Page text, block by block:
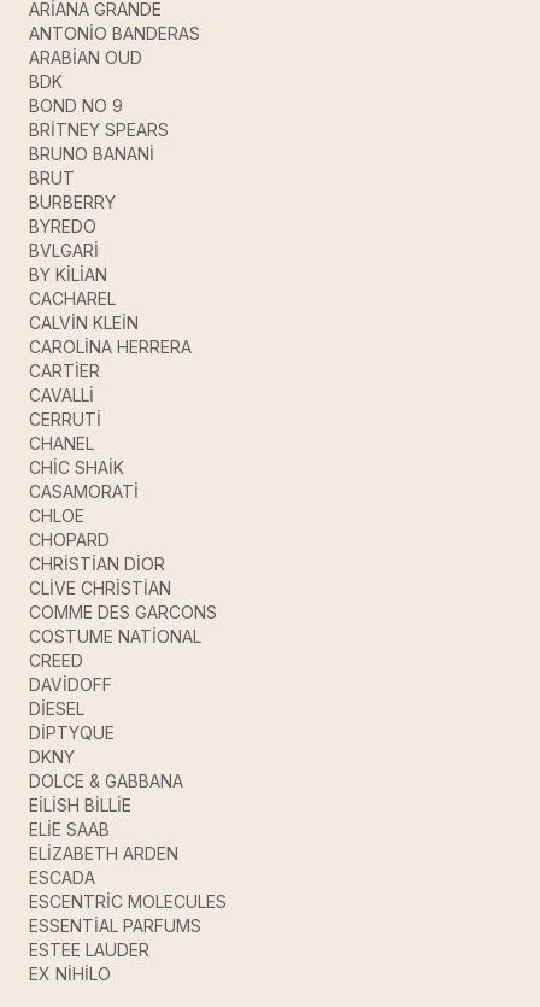
ARİANA GRANDE
ANTONİO BANDERAS
ARABİAN OUD
BDK
BOND NO 9
BRİTNEY SPEARS
BRUNO BANANİ
BRUT
BURBERRY
BYREDO
BVLGARİ
BY KİLİAN
CACHAREL
CALVİN KLEİN
CAROLİNA HERRERA
CARTİER
CAVALLİ
CERRUTİ
CHANEL
CHİC SHAİK
CASAMORATİ
CHLOE
CHOPARD
CHRİSTİAN DİOR
CLİVE CHRİSTİAN
COMME DES GARCONS
COSTUME NATİONAL
CREED
DAVİDOFF
DİESEL
DİPTYQUE
DKNY
DOLCE & GABBANA
EİLİSH BİLLİE
ELİE SAAB
ELİZABETH ARDEN
ESCADA
ESCENTRİC MOLECULES
ESSENTİAL PARFUMS
ESTEE LAUDER
EX NİHİLO